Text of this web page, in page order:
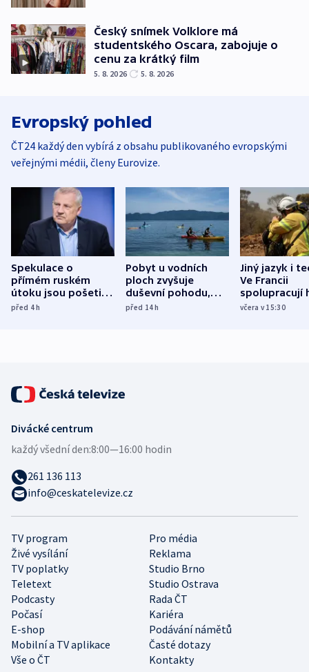
Český snímek Volklore má
studentského Oscara, zabojuje o
cenu za krátký film
5. 8. 2026 5. 8. 2026
Evropský pohled
ČT24 každý den vybírá z obsahu publikovaného evropskými
veřejnými médii, členy Eurovize.
Spekulace o
přímém ruském
útoku jsou pošetilé,
míní estonský
před 4h
Pobyt u vodních
ploch zvyšuje
duševní pohodu,
ukázala
před 14h
Jiný jazyk i
Ve Francii
spolupracují
různých zemí
včera v 15:30
TV program
Pro média
Živé vysílání
Reklama
TV poplatky
Studio Brno
Teletext
Studio Ostrava
Podcasty
Rada ČT
Počasí
Kariéra
E-shop
Podávání námětů
Mobilní a TV aplikace
Časté dotazy
Vše o ČT
Kontakty
Divácké centrum
každý všední den:8:00—16:00 hodin
261 136 113
info@ceskatelevize.cz